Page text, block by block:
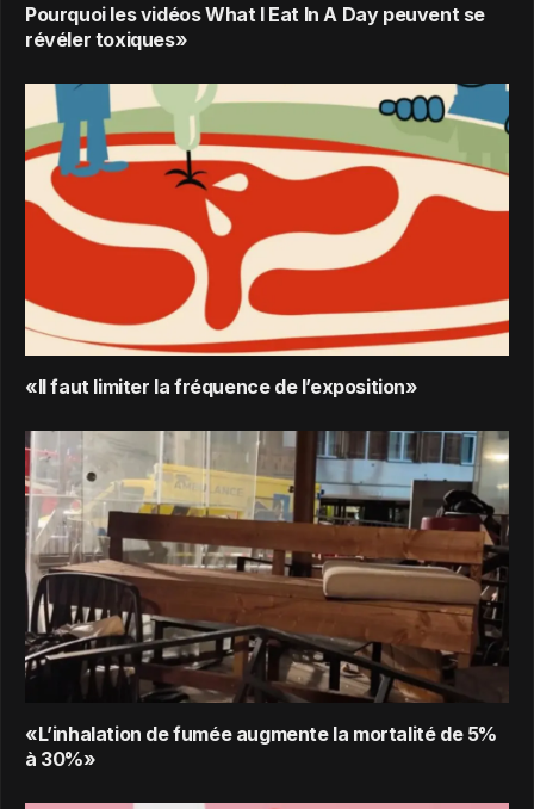
Pourquoi les vidéos What I Eat In A Day peuvent se
révéler toxiques»
«Il faut limiter la fréquence de l’exposition»
«L’inhalation de fumée augmente la mortalité de 5%
à 30%»